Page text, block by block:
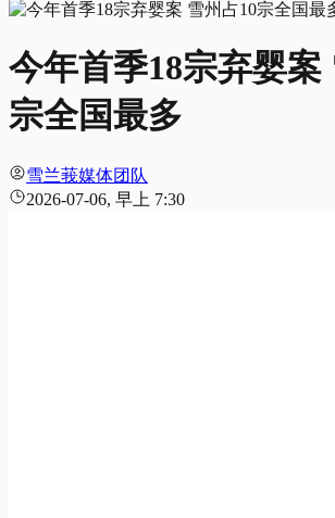
今年首季18宗弃婴案
宗全国最多
雪兰莪媒体团队
2026-07-06, 早上 7:30